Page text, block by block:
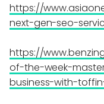
https://
next-gen-seo-
https://
of-the-week-
business-with-